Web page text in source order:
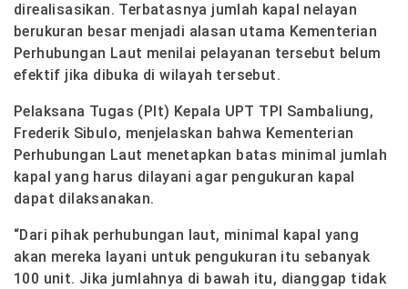
direalisasikan. Terbatasnya jumlah kapal nelayan
berukuran besar menjadi alasan utama Kementerian
Perhubungan Laut menilai pelayanan tersebut belum
efektif jika dibuka di wilayah tersebut.
Pelaksana Tugas (Plt) Kepala UPT TPI Sambaliung,
Frederik Sibulo, menjelaskan bahwa Kementerian
Perhubungan Laut menetapkan batas minimal jumlah
kapal yang harus dilayani agar pengukuran kapal
dapat dilaksanakan.
“Dari pihak perhubungan laut, minimal kapal yang
akan mereka layani untuk pengukuran itu sebanyak
100 unit. Jika jumlahnya di bawah itu, dianggap tidak